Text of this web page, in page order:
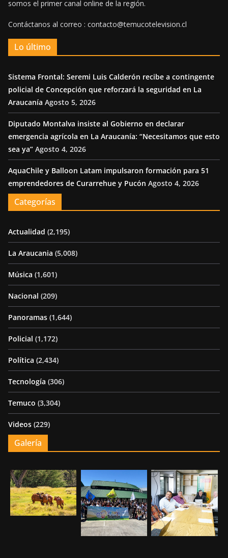
somos el primer canal online de la región.
Contáctanos al correo : contacto@temucotelevision.cl
Lo último
Sistema Frontal: Seremi Luis Calderón recibe a contingente
policial de Concepción que reforzará la seguridad en La
Araucanía Agosto 5, 2026
Diputado Montalva insiste al Gobierno en declarar
emergencia agrícola en La Araucanía: “Necesitamos que esto
sea ya” Agosto 4, 2026
AquaChile y Balloon Latam impulsaron formación para 51
emprendedores de Curarrehue y Pucón Agosto 4, 2026
Categorías
Actualidad (2,195)
La Araucania (5,008)
Música (1,601)
Nacional (209)
Panoramas (1,644)
Policial (1,172)
Política (2,434)
Tecnología (306)
Temuco (3,304)
Videos (229)
Galería